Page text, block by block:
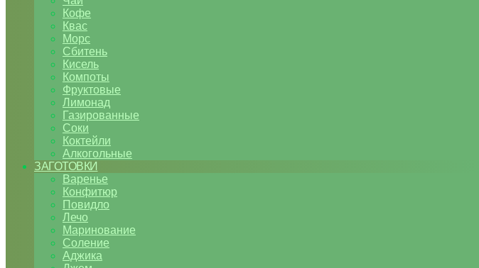
Кофе
Квас
Морс
Сбитень
Кисель
Компоты
Фруктовые
Лимонад
Газированные
Соки
Коктейли
Алкогольные
ЗАГОТОВКИ
Варенье
Конфитюр
Повидло
Лечо
Маринование
Соление
Аджика